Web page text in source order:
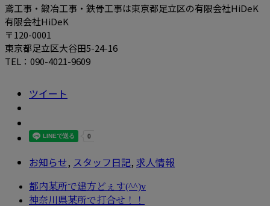
鳶工事・鍛冶工事・鉄骨工事は東京都足立区の有限会社HiDeK
有限会社HiDeK
〒120-0001
東京都足立区大谷田5-24-16
TEL：090-4021-9609
ツイート
お知らせ, スタッフ日記, 求人情報
都内某所で建方どぇす(^^)v
神奈川県某所で打合せ！！